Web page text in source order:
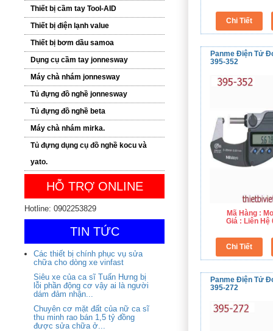
Thiết bị cầm tay Tool-AID
Thiết bị điện lạnh value
Thiết bị bơm dầu samoa
Dụng cụ cầm tay jonnesway
Máy chà nhám jonnesway
Tủ đựng đồ nghề jonnesway
Tủ đựng đồ nghề beta
Máy chà nhám mirka.
Tủ đựng dụng cụ đồ nghề kocu và
yato.
HỖ TRỢ ONLINE
Hotline: 0902253829
TIN TỨC
Các thiết bị chính phục vụ sửa
chữa cho dòng xe vinfast
Siêu xe của ca sĩ Tuấn Hưng bị
lỗi phần động cơ vậy ai là người
dám đảm nhận...
Chuyên cơ mặt đất của nữ ca sĩ
thu minh rao bán 1,5 tỷ đồng
được sửa chữa ở...
Panme Điện Tử
395-352
Mã Hàng :
Giá : Liên Hệ
Panme Điện Tử
395-272